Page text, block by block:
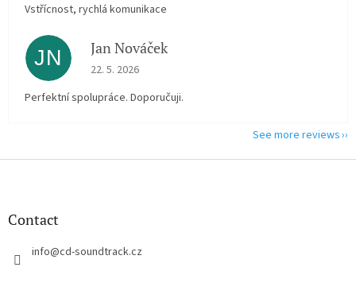
Vstřícnost, rychlá komunikace
JN Jan Nováček
The store rating is 5 out of 5 stars.
22. 5. 2026
Perfektní spolupráce. Doporučuji.
See more reviews
F
Contact
info@cd-soundtrack.cz